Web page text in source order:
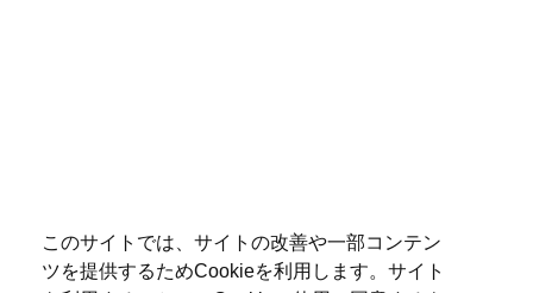
このサイトでは、サイトの改善や一部コンテン
ツを提供するためCookieを利用します。サイト